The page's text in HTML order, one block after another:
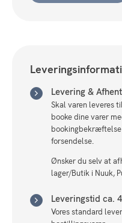
Levering &
Skal varen leveres
booke dine varer
forsendelse.
Ønsker du selv at
lager/Butik i Nuuk,
Leveringstid ca.
Vores standard